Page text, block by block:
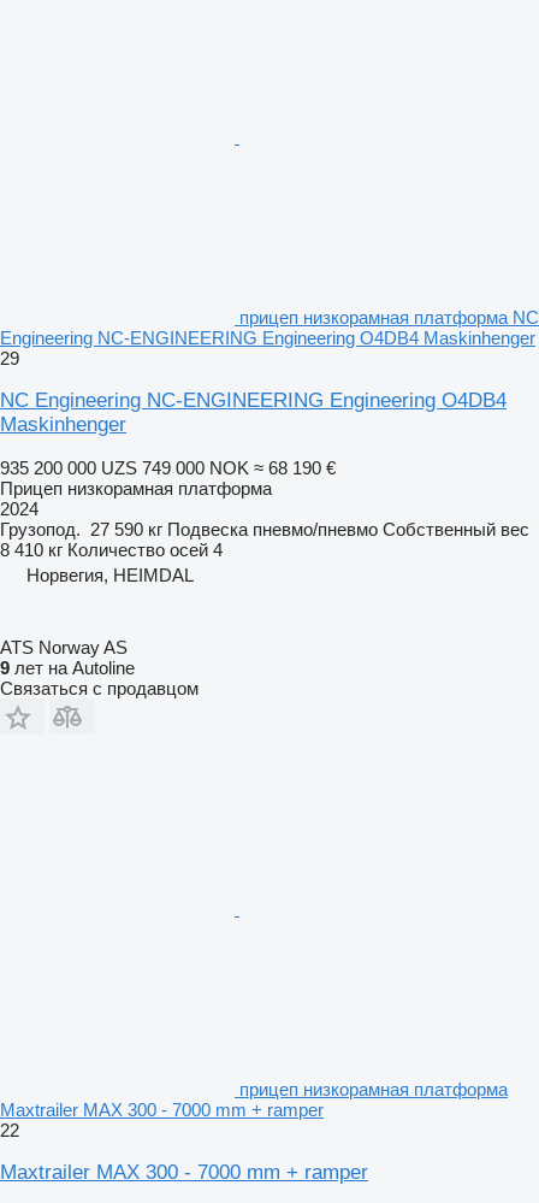
прицеп низкорамная платформа NC
Engineering NC-ENGINEERING Engineering O4DB4 Maskinhenger
29
NC Engineering NC-ENGINEERING Engineering O4DB4
Maskinhenger
935 200 000 UZS 749 000 NOK ≈ 68 190 €
Прицеп низкорамная платформа
2024
Грузопод. 27 590 кг Подвеска пневмо/пневмо Собственный вес
8 410 кг Количество осей 4
Норвегия, HEIMDAL
ATS Norway AS
9 лет на Autoline
Связаться с продавцом
прицеп низкорамная платформа
Maxtrailer MAX 300 - 7000 mm + ramper
22
Maxtrailer MAX 300 - 7000 mm + ramper